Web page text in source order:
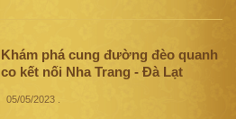
Khám phá cung đường đèo quanh
co kết nối Nha Trang - Đà Lạt
05/05/2023